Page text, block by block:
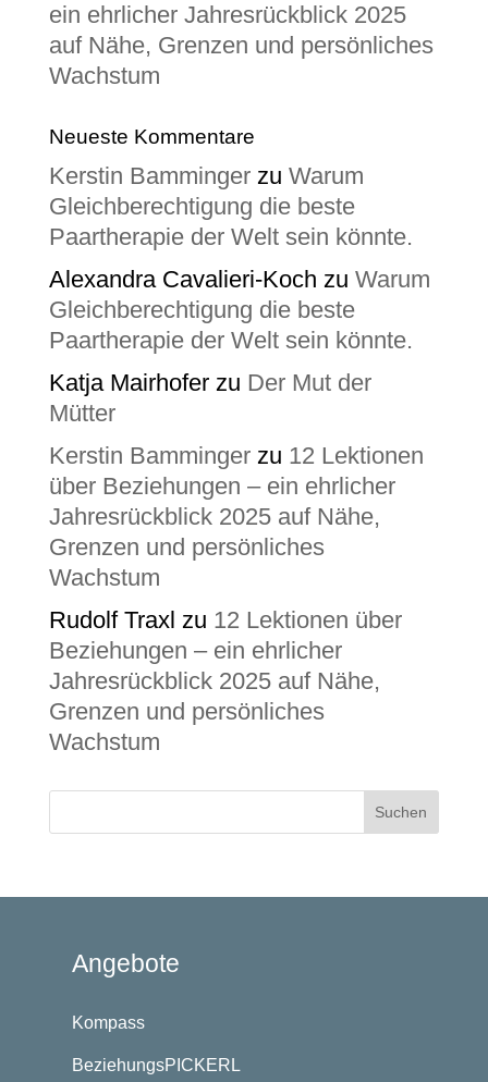
ein ehrlicher Jahresrückblick 2025
auf Nähe, Grenzen und persönliches
Wachstum
Neueste Kommentare
Kerstin Bammingerzu Warum
Gleichberechtigung die beste
Paartherapie der Welt sein könnte.
Alexandra Cavalieri-Koch zu Warum
Gleichberechtigung die beste
Paartherapie der Welt sein könnte.
Katja Mairhoferzu Der Mut der
Mütter
Kerstin Bammingerzu 12 Lektionen
über Beziehungen – ein ehrlicher
Jahresrückblick 2025 auf Nähe,
Grenzen und persönliches
Wachstum
Rudolf Traxl zu 12 Lektionen über
Beziehungen – ein ehrlicher
Jahresrückblick 2025 auf Nähe,
Grenzen und persönliches
Wachstum
Angebote
Kompass
BeziehungsPICKERL